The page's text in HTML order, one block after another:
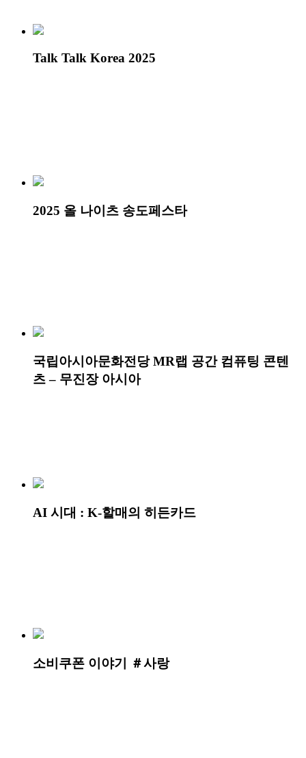
Talk Talk Korea 2025
2025 올 나이츠 송도페스타
국립아시아문화전당 MR랩 공간 컴퓨팅 콘텐
츠 – 무진장 아시아
AI 시대 : K-할매의 히든카드
소비쿠폰 이야기 ＃사랑